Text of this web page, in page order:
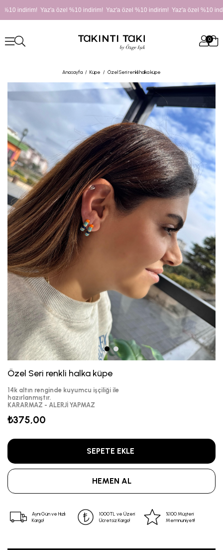
indirim! Yaz'a özel %10 indirim! Yaz'a özel %10 indirim! Yaz'a özel %10
0
Anasayfa Küpe Özel Seri renkli halka küpe
Özel Seri renkli halka küpe
14k altın renginde kuyumcu işçiliği ile
hazırlanmıştır.
KARARMAZ - ALERJİ YAPMAZ
₺375,00
Aynı Gün ve Hızlı
Kargo!
1000TL ve Üzeri
Ücretsiz Kargo!
%100 Müşteri
Memnuniyeti!